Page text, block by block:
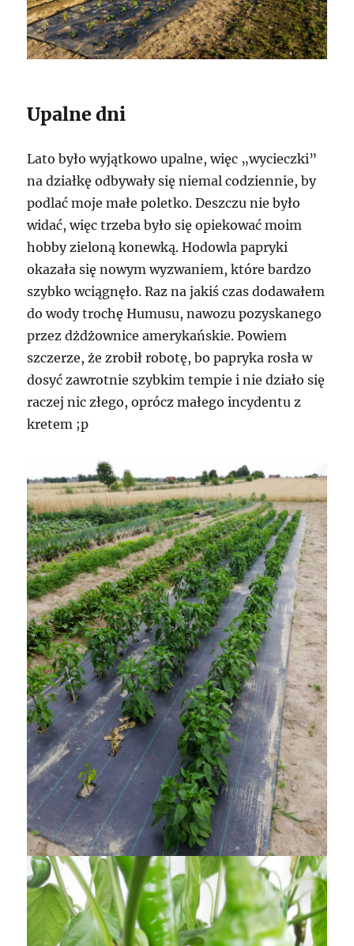
Upalne dni
Lato było wyjątkowo upalne, więc „wycieczki”
na działkę odbywały się niemal codziennie, by
podlać moje małe poletko. Deszczu nie było
widać, więc trzeba było się opiekować moim
hobby zieloną konewką. Hodowla papryki
okazała się nowym wyzwaniem, które bardzo
szybko wciągnęło. Raz na jakiś czas dodawałem
do wody trochę Humusu, nawozu pozyskanego
przez dżdżownice amerykańskie. Powiem
szczerze, że zrobił robotę, bo papryka rosła w
dosyć zawrotnie szybkim tempie i nie działo się
raczej nic złego, oprócz małego incydentu z
kretem ;p